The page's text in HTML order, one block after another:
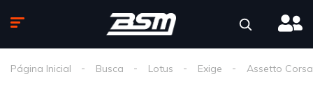
Página Inicial Busca Lotus Exige Assetto Corsa